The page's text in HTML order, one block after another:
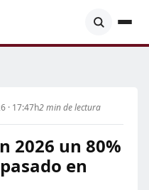
· 17:47h2 min de lectura
2026 un 80%
en